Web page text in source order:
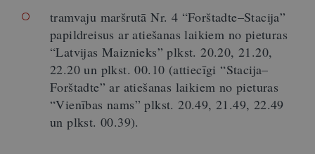
tramvaju maršrutā Nr. 4 “Forštadte–Stacija”
papildreisus ar atiešanas laikiem no pieturas
“Latvijas Maiznieks” plkst. 20.20, 21.20,
22.20 un plkst. 00.10 (attiecīgi “Stacija–
Forštadte” ar atiešanas laikiem no pieturas
“Vienības nams” plkst. 20.49, 21.49, 22.49
un plkst. 00.39).